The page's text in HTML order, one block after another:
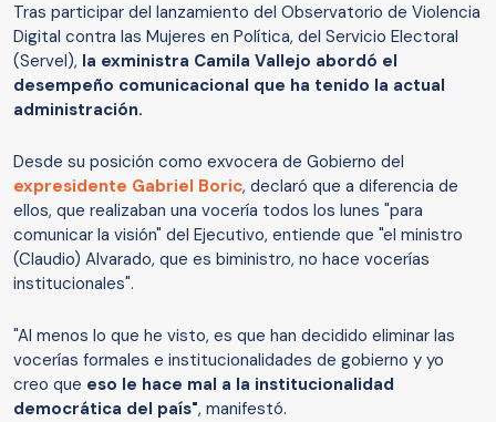
Tras participar del lanzamiento del Observatorio de Violencia
Digital contra las Mujeres en Política, del Servicio Electoral
(Servel), la exministra Camila Vallejo abordó el
desempeño comunicacional que ha tenido la actual
administración.
Desde su posición como exvocera de Gobierno del
expresidente Gabriel Boric, declaró que a diferencia de
ellos, que realizaban una vocería todos los lunes "para
comunicar la visión" del Ejecutivo, entiende que "el ministro
(Claudio) Alvarado, que es biministro, no hace vocerías
institucionales".
"Al menos lo que he visto, es que han decidido eliminar las
vocerías formales e institucionalidades de gobierno y yo
creo que eso le hace mal a la institucionalidad
democrática del país", manifestó.